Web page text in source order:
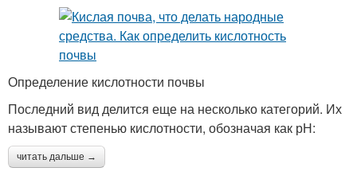
Определение кислотности почвы
Последний вид делится еще на несколько категорий. Их
называют степенью кислотности, обозначая как рН:
читать дальше →